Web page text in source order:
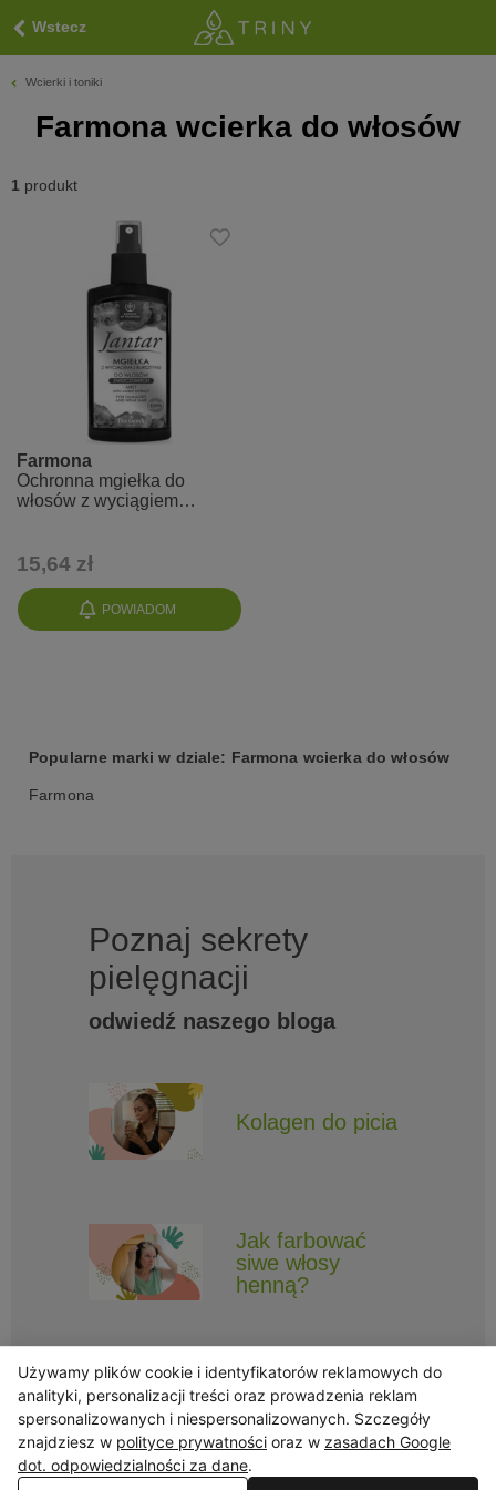
Wstecz
Wcierki i toniki
Farmona wcierka do włosów
1 produkt
POWIADOM
Farmona
Ochronna mgiełka do
włosów z wyciągiem
15,64 zł
Popularne marki w dziale: Farmona wcierka do włosów
Farmona
Poznaj sekrety
pielęgnacji
odwiedź naszego bloga
Kolagen do picia
Jak farbować
siwe włosy
henną?
Obserwuj Triny, by nie ominęły Cię najlepsze promocje i informacje
o nowościach.
Używamy plików cookie i identyfikatorów reklamowych do
analityki, personalizacji treści oraz prowadzenia reklam
spersonalizowanych i niespersonalizowanych. Szczegóły
znajdziesz w polityce prywatności oraz w zasadach Google
dot. odpowiedzialności za dane.